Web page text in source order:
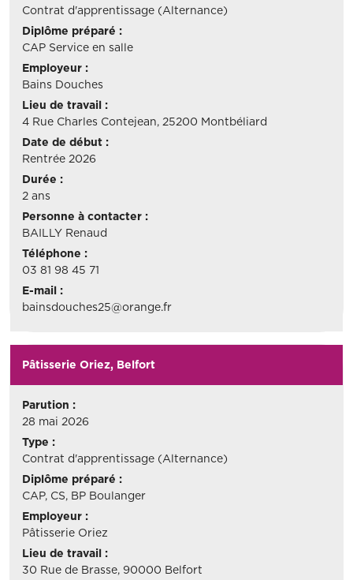
Contrat d'apprentissage (Alternance)
Diplôme préparé :
CAP Service en salle
Employeur :
Bains Douches
Lieu de travail :
4 Rue Charles Contejean, 25200 Montbéliard
Date de début :
Rentrée 2026
Durée :
2 ans
Personne à contacter :
BAILLY Renaud
Téléphone :
03 81 98 45 71
E-mail :
bainsdouches25@orange.fr
Pâtisserie Oriez, Belfort
Parution :
28 mai 2026
Type :
Contrat d'apprentissage (Alternance)
Diplôme préparé :
CAP, CS, BP Boulanger
Employeur :
Pâtisserie Oriez
Lieu de travail :
30 Rue de Brasse, 90000 Belfort